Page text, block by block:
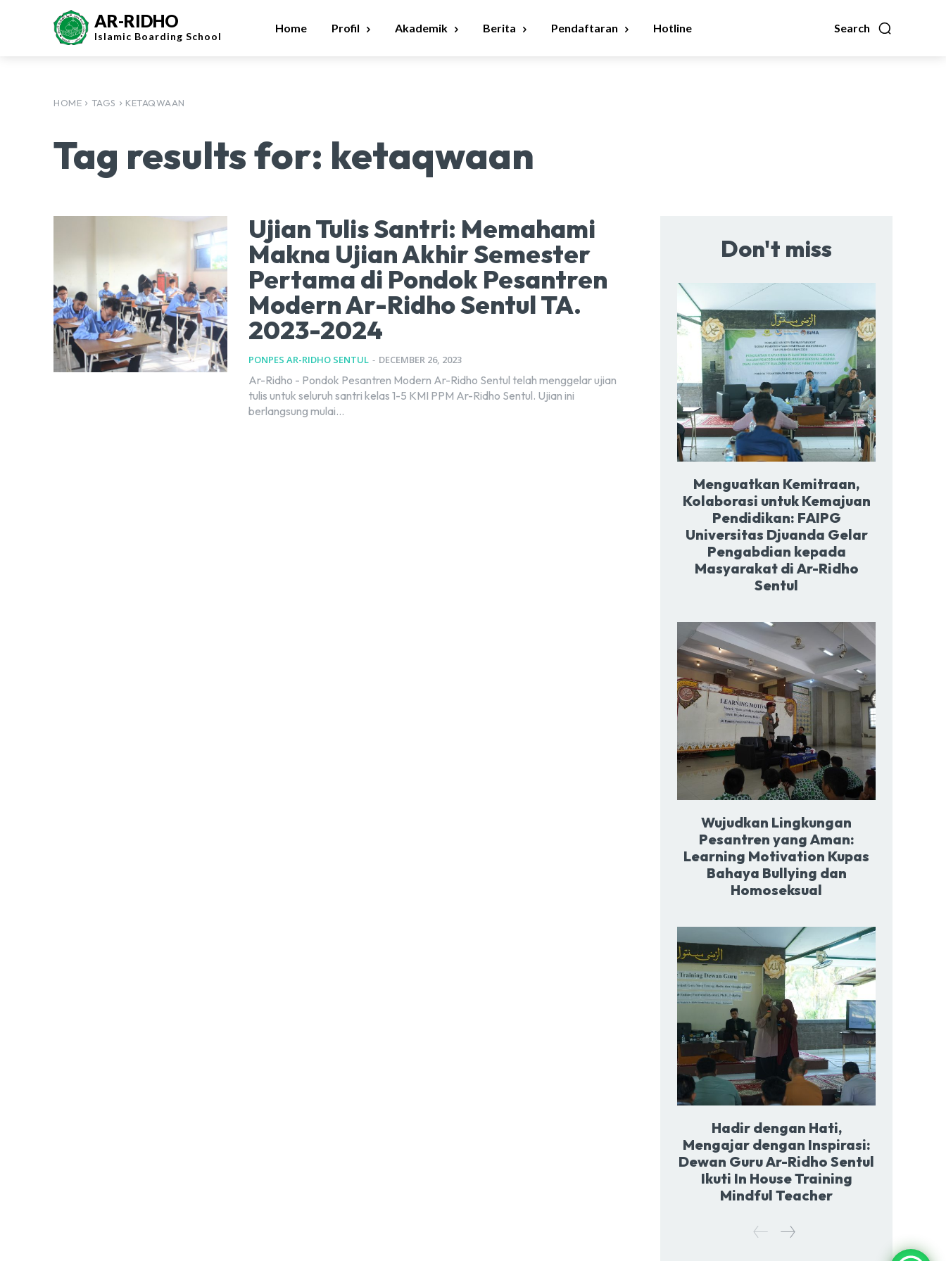
AR-RIDHO
Islamic Boarding School
Search
Home Profil Akademik Berita Pendaftaran Hotline
HOME TAGS KETAQWAAN
Tag results for: ketaqwaan
Ujian Tulis Santri: Memahami
Makna Ujian Akhir Semester
Pertama di Pondok Pesantren
Modern Ar-Ridho Sentul TA.
2023-2024
PONPES AR-RIDHO SENTUL - DECEMBER 26, 2023
Ar-Ridho - Pondok Pesantren Modern Ar-Ridho Sentul telah menggelar ujian
tulis untuk seluruh santri kelas 1-5 KMI PPM Ar-Ridho Sentul. Ujian ini
berlangsung mulai...
Don't miss
Menguatkan Kemitraan,
Kolaborasi untuk Kemajuan
Pendidikan: FAIPG
Universitas Djuanda Gelar
Pengabdian kepada
Masyarakat di Ar-Ridho
Sentul
Wujudkan Lingkungan
Pesantren yang Aman:
Learning Motivation Kupas
Bahaya Bullying dan
Homoseksual
Hadir dengan Hati,
Mengajar dengan Inspirasi:
Dewan Guru Ar-Ridho Sentul
Ikuti In House Training
Mindful Teacher